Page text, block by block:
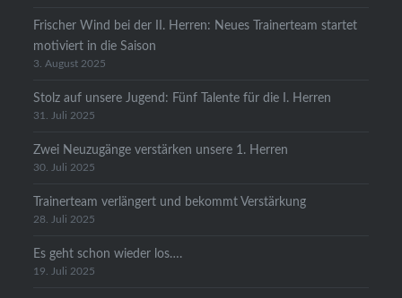
Frischer Wind bei der II. Herren: Neues Trainerteam startet
motiviert in die Saison
3. August 2025
Stolz auf unsere Jugend: Fünf Talente für die I. Herren
31. Juli 2025
Zwei Neuzugänge verstärken unsere 1. Herren
30. Juli 2025
Trainerteam verlängert und bekommt Verstärkung
28. Juli 2025
Es geht schon wieder los….
19. Juli 2025